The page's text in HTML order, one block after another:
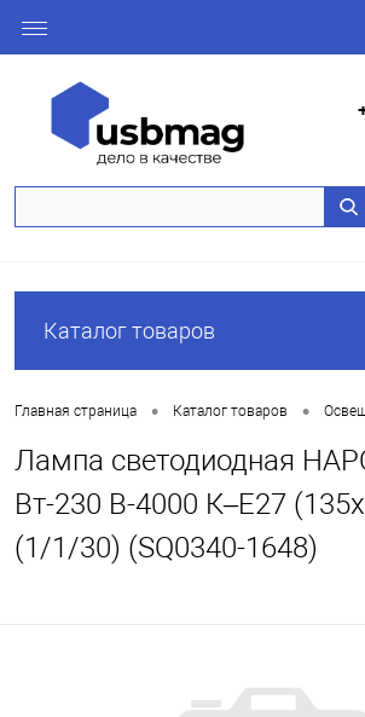
Каталог товаров
Главная страница • Каталог товаров •
Лампа светодиодная
Вт-230 В-4000 К–E27
(1/1/30) (SQ0340-1648)